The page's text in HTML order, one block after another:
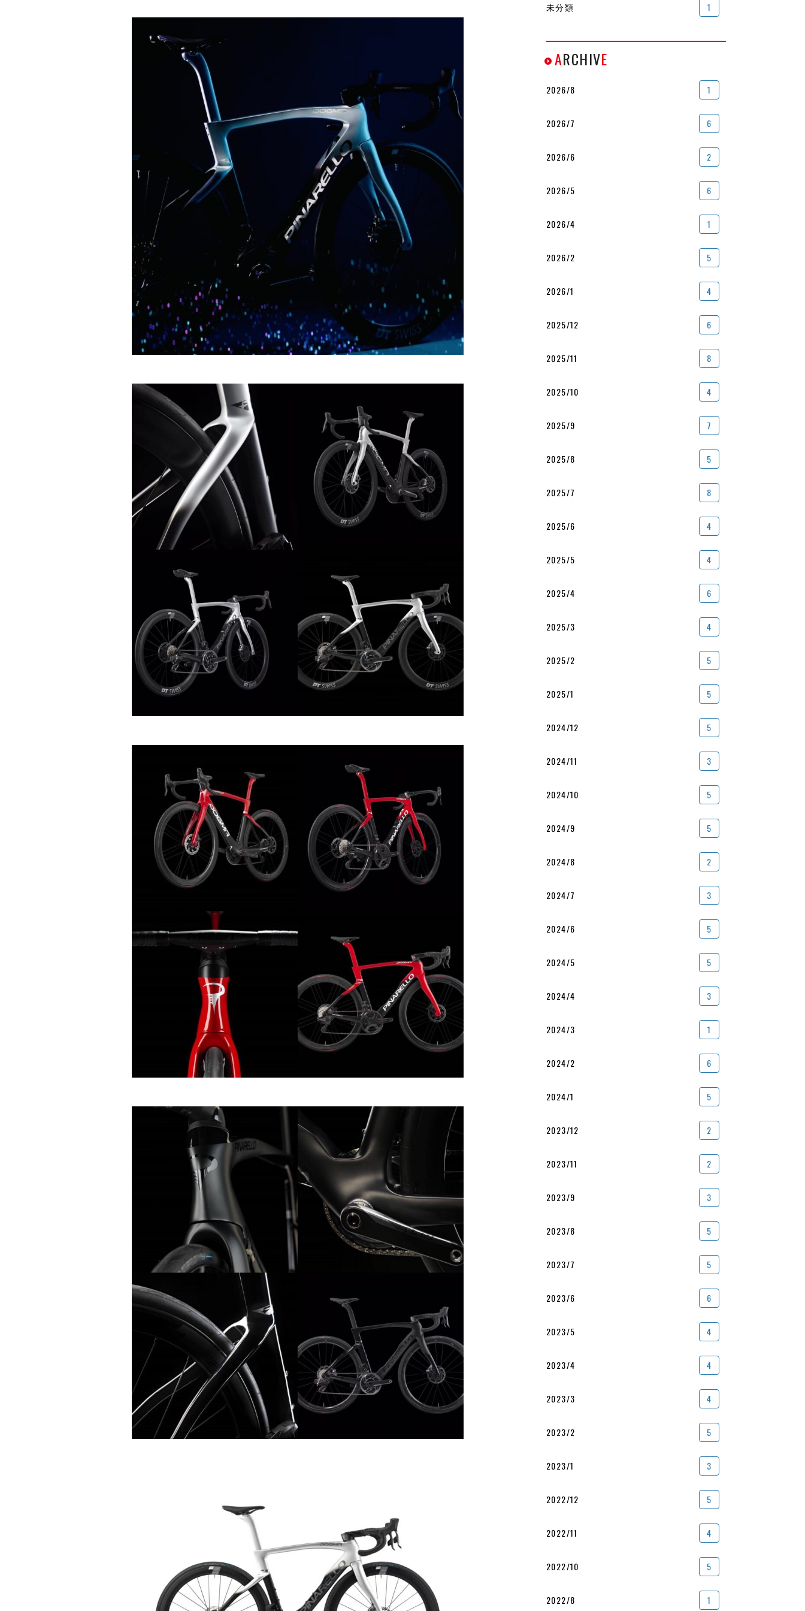
未分類 1
ARCHIVE
2026/8 1
2026/7 6
2026/6 2
2026/5 6
2026/4 1
2026/2 5
2026/1 4
2025/12 6
2025/11 8
2025/10 4
2025/9 7
2025/8 5
2025/7 8
2025/6 4
2025/5 4
2025/4 6
2025/3 4
2025/2 5
2025/1 5
2024/12 5
2024/11 3
2024/10 5
2024/9 5
2024/8 2
2024/7 3
2024/6 5
2024/5 5
2024/4 3
2024/3 1
2024/2 6
2024/1 5
2023/12 2
2023/11 2
2023/9 3
2023/8 5
2023/7 5
2023/6 6
2023/5 4
2023/4 4
2023/3 4
2023/2 5
2023/1 3
2022/12 5
2022/11 4
2022/10 5
2022/8 1